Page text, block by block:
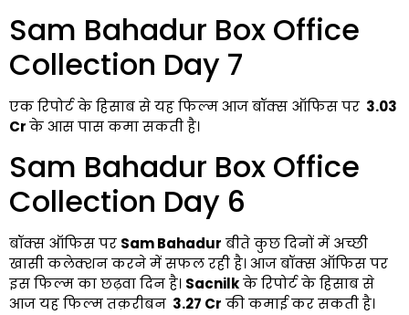
Sam Bahadur Box Office
Collection Day 7
एक रिपोर्ट के हिसाब से यह फिल्म आज बॉक्स ऑफिस पर ₹ 3.03
Crके आस पास कमा सकती है।
Sam Bahadur Box Office
Collection Day 6
बॉक्स ऑफिस पर Sam Bahadur बीते कुछ दिनों में अच्छी
खासी कलेक्शन करने में सफल रही है। आज बॉक्स ऑफिस पर
इस फिल्म का छढ़वा दिन है। Sacnilkके रिपोर्ट के हिसाब से
आज यह फिल्म तक़रीबन ₹ 3.27 Cr की कमाई कर सकती है।